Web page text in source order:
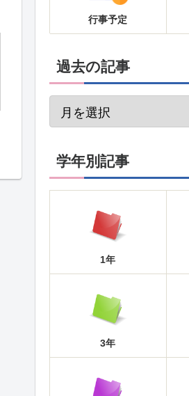
行事予定
過去の記事
学年別記事
1年
3年